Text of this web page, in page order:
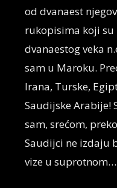
od dvanaest
rukopisima koji su
dvanaestog veka
sam u Maroku.
Irana, Turske,
Saudijske Arabije!
sam, srećom,
Saudijci ne izdaju
vize u suprotnom…